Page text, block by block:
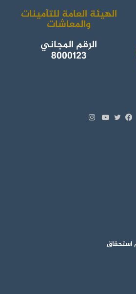
الهيئة العامة للتأمينات
والمعاشات
الرقم المجاني
8000123
استحقاق